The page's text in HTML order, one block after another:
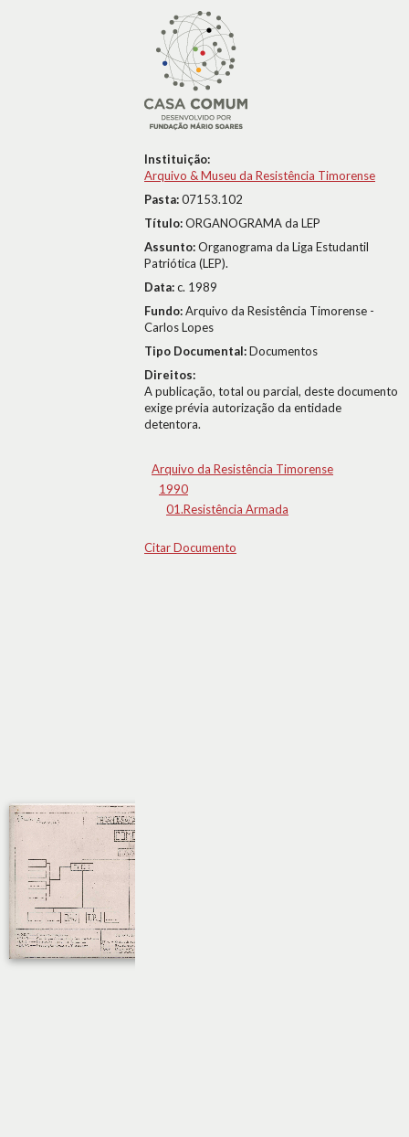
Instituição:
Arquivo & Museu da Resistência Timorense
Pasta:07153.102
Título:ORGANOGRAMA da LEP
Assunto:Organograma da Liga Estudantil
Patriótica (LEP).
Data:c. 1989
Fundo:Arquivo da Resistência Timorense -
Carlos Lopes
Tipo Documental:Documentos
Direitos:
A publicação, total ou parcial, deste documento
exige prévia autorização da entidade
detentora.
Arquivo da Resistência Timorense
1990
01.Resistência Armada
Citar Documento